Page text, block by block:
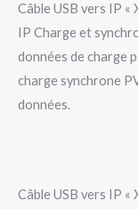
Câble USB vers IP «
IP Charge et
données de charge
charge synchrone
données.
Câble USB vers IP «